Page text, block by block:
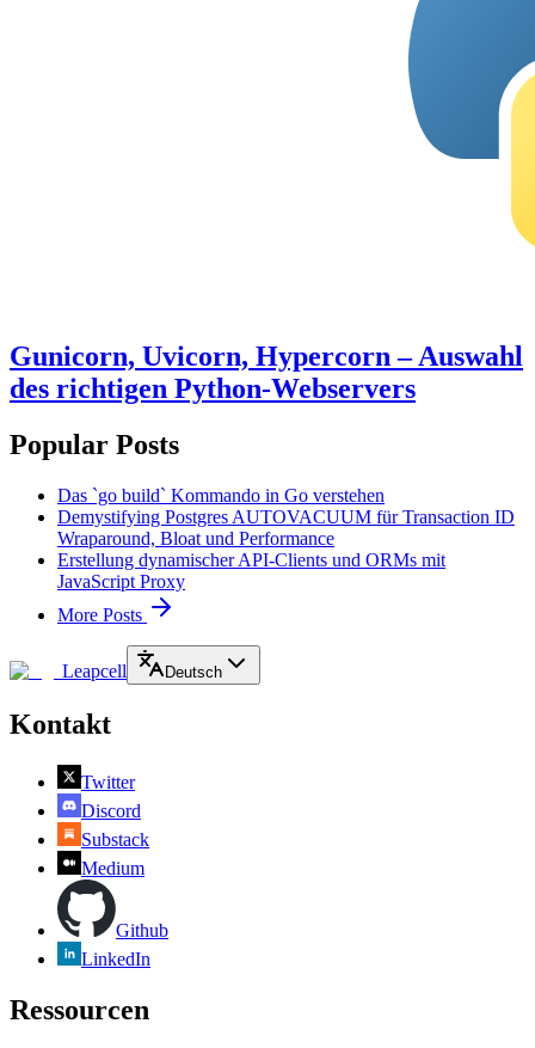
Gunicorn, Uvicorn, Hypercorn – Auswahl
des richtigen Python-Webservers
Popular Posts
Das `go build` Kommando in Go verstehen
Demystifying Postgres AUTOVACUUM für Transaction ID
Wraparound, Bloat und Performance
Erstellung dynamischer API-Clients und ORMs mit
JavaScript Proxy
More Posts
Leapcell Deutsch
Kontakt
Twitter
Discord
Substack
Medium
Github
LinkedIn
Ressourcen